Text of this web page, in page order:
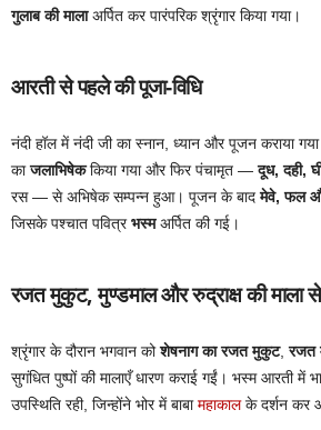
गुलाब की मालाअर्पित कर पारंपरिक श्रृंगार किया गया।
आरती से पहले की पूजा-विधि
नंदी हॉल में नंदी जी का स्नान, ध्यान और पूजन कराया
काजलाभिषेककिया गया और फिर पंचामृत —दूध, दही,
रस — से अभिषेक सम्पन्न हुआ। पूजन के बादमेवे, फल
जिसके पश्चात पवित्रभस्मअर्पित की गई।
रजत मुकुट, मुण्डमाल और रुद्राक्ष की माला
श्रृंगार के दौरान भगवान कोशेषनाग का रजत मुकुट,रजत
सुगंधित पुष्पों की मालाएँ धारण कराई गईं। भस्म आरती में
उपस्थिति रही, जिन्होंने भोर में बाबामहाकालके दर्शन कर